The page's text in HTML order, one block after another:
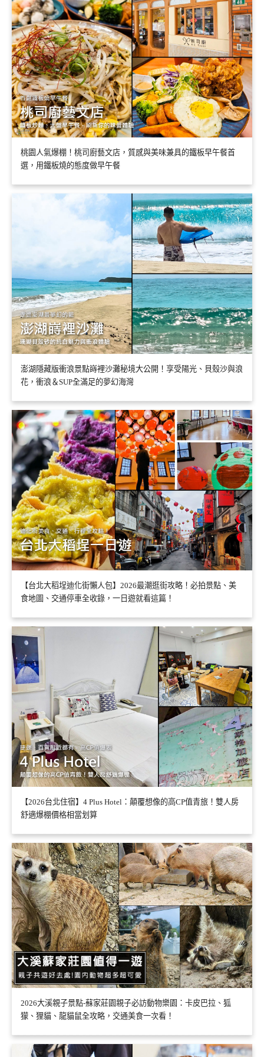
桃園人氣爆棚！桃司廚藝文店，質感與美味兼具的鐵板早午餐首
選，用鐵板燒的態度做早午餐
澎湖隱藏版衝浪景點嵵裡沙灘秘境大公開！享受陽光、貝殼沙與浪
花，衝浪＆SUP全滿足的夢幻海灣
【台北大稻埕迪化街懶人包】2026最潮逛街攻略！必拍景點、美
食地圖、交通停車全收錄，一日遊就看這篇！
【2026台北住宿】4 Plus Hotel：顛覆想像的高CP值青旅！雙人房
舒適爆棚價格相當划算
2026大溪親子景點-蘇家莊園親子必訪動物樂園：卡皮巴拉、狐
獴、狸貓、龍貓鼠全攻略，交通美食一次看！